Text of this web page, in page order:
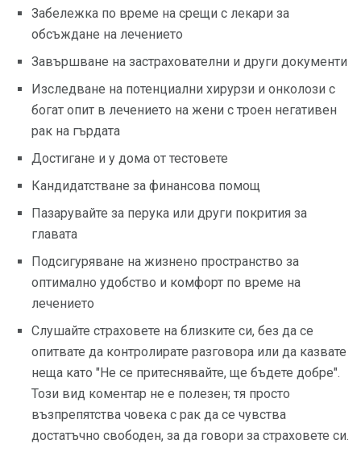
Забележка по време на срещи с лекари за
обсъждане на лечението
Завършване на застрахователни и други документи
Изследване на потенциални хирурзи и онколози с
богат опит в лечението на жени с троен негативен
рак на гърдата
Достигане и у дома от тестовете
Кандидатстване за финансова помощ
Пазарувайте за перука или други покрития за
главата
Подсигуряване на жизнено пространство за
оптимално удобство и комфорт по време на
лечението
Слушайте страховете на близките си, без да се
опитвате да контролирате разговора или да казвате
неща като "Не се притеснявайте, ще бъдете добре".
Този вид коментар не е полезен; тя просто
възпрепятства човека с рак да се чувства
достатъчно свободен, за да говори за страховете си.